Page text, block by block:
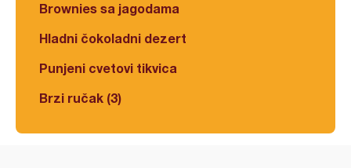
Brownies sa jagodama
Hladni čokoladni dezert
Punjeni cvetovi tikvica
Brzi ručak (3)